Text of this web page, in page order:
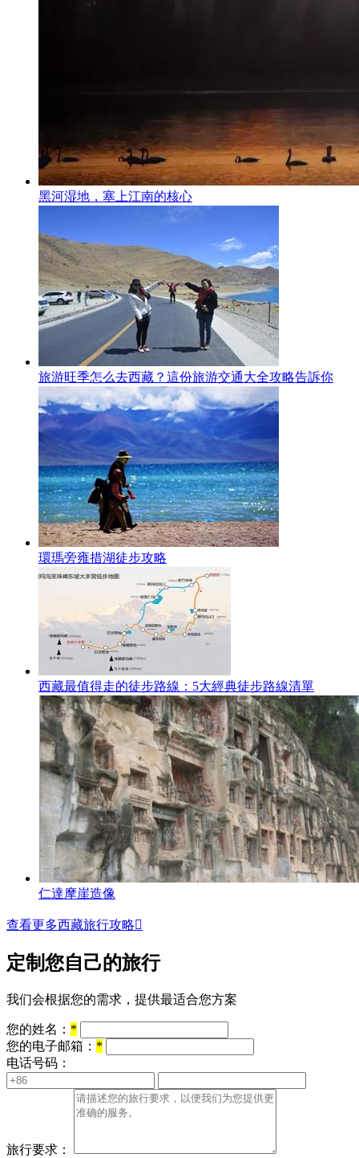
黑河湿地，塞上江南的核心
旅游旺季怎么去西藏？這份旅游交通大全攻略告訴你
環瑪旁雍措湖徒步攻略
西藏最值得走的徒步路線：5大經典徒步路線清單
仁達摩崖造像
查看更多西藏旅行攻略
定制您自己的旅行
我们会根据您的需求，提供最适合您方案
您的姓名： *
您的电子邮箱： *
电话号码：
旅行要求：